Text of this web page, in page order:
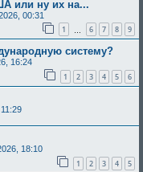
или ну их на...
00:31
1 6 7 8 9
систему?
16:24
1 2 3 4 5 6
18:10
1 2 3 4 5